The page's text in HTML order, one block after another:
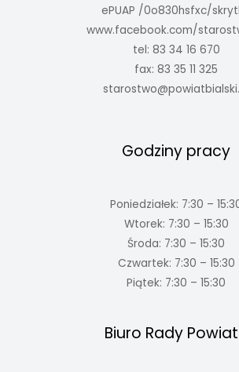
ePUAP /0o830hsfxc/
www.facebook.com/
tel: 83 34 16 670
fax: 83 35 11 325
Godziny pracy
Poniedziałek: 7:30 –
Wtorek: 7:30 – 15:30
Środa: 7:30 – 15:30
Czwartek: 7:30 – 15:30
Piątek: 7:30 – 15:30
Biuro Rady